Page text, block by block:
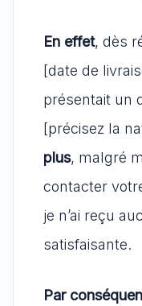
En effet, dès
[date de
présentait un
[précisez la
plus, malgré
contacter
je n’ai reçu
satisfaisante.
Par